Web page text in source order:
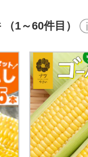
（1～60件目）